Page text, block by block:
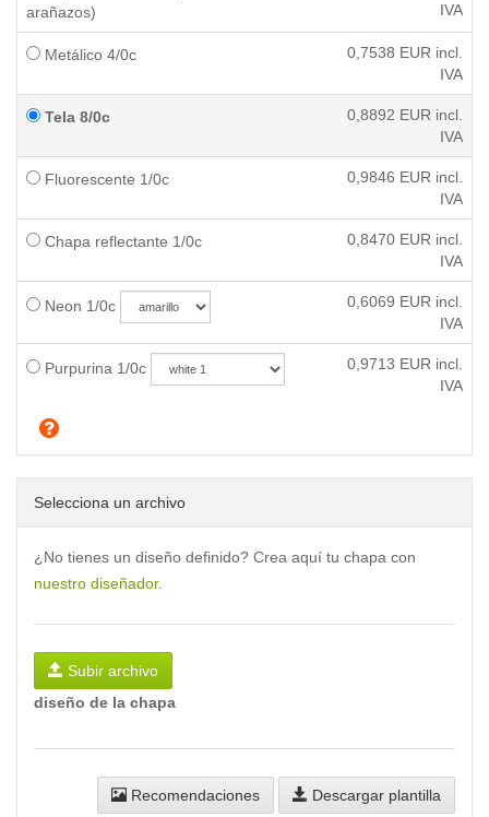
arañazos)
IVA
Metálico 4/0c 0,7538 EUR incl.
IVA
Tela 8/0c 0,8892 EUR incl.
IVA
Fluorescente 1/0c 0,9846 EUR incl.
IVA
Chapa reflectante 1/0c 0,8470 EUR incl.
IVA
Neon 1/0c 0,6069 EUR incl.
IVA
Purpurina 1/0c 0,9713 EUR incl.
IVA
Selecciona un archivo
¿No tienes un diseño definido? Crea aquí tu chapa con
nuestro diseñador.
Subir archivo
diseño de la chapa
Recomendaciones
Descargar plantilla